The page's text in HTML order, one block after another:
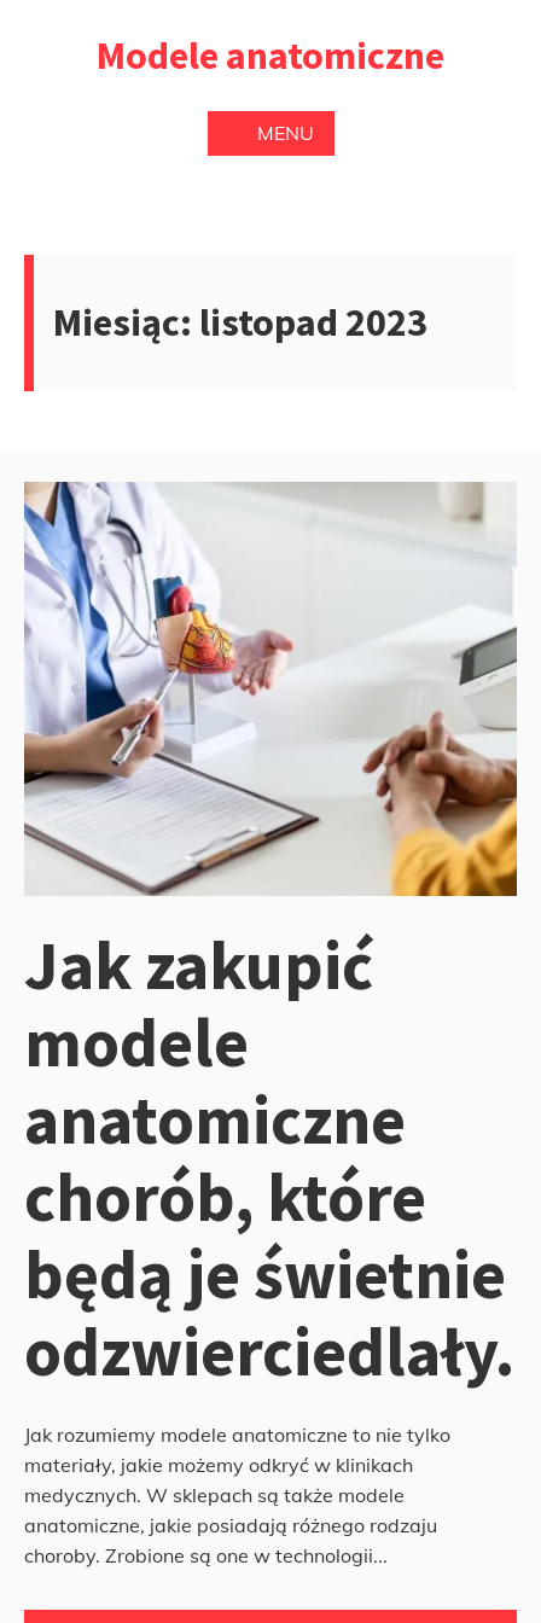
Modele anatomiczne
MENU
Miesiąc: listopad 2023
Jak zakupić
modele
anatomiczne
chorób, które
będą je świetnie
odzwierciedlały.
Jak rozumiemy modele anatomiczne to nie tylko
materiały, jakie możemy odkryć w klinikach
medycznych. W sklepach są także modele
anatomiczne, jakie posiadają różnego rodzaju
choroby. Zrobione są one w technologii...